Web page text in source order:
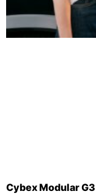
Cybex Modular